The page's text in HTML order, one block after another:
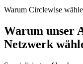
Warum Circlewise
Warum unser
Netzwerk